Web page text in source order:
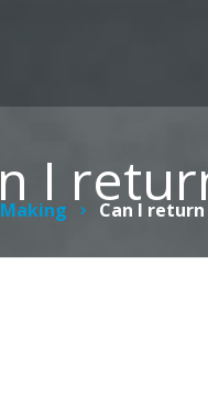
I Can I